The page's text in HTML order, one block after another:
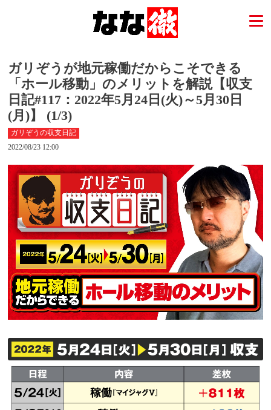
ガリぞうが地元稼働だからこそできる
「ホール移動」のメリットを解説【収支
日記#117：2022年5月24日(火)～5月30日
(月)】 (1/3)
ガリぞうの収支日記
2022/08/23 12:00